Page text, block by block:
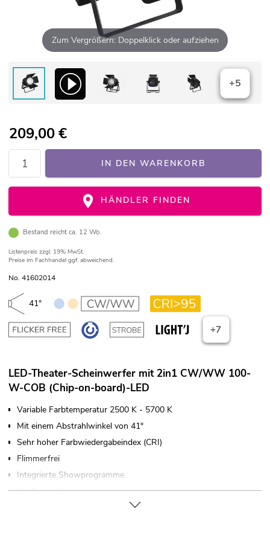
Zum Vergrößern: Doppelklick oder aufziehen
+5
209,00€
IN DEN WARENKORB
HÄNDLER FINDEN
Bestand reicht ca. 12 Wo.
Listenpreis zzgl. 19% MwSt.
Preise im Fachhandel ggf. abweichend.
No. 41602014
41°
+7
LED-Theater-Scheinwerfer mit 2in1 CW/WW 100-
W-COB (Chip-on-board)-LED
Variable Farbtemperatur 2500 K - 5700 K
Mit einem Abstrahlwinkel von 41°
Sehr hoher Farbwiedergabeindex (CRI)
Flimmerfrei
Integrierte Showprogramme
Mit Doppelbügel
Netzeingang und Netzausgang zum einfachen Verbinden von